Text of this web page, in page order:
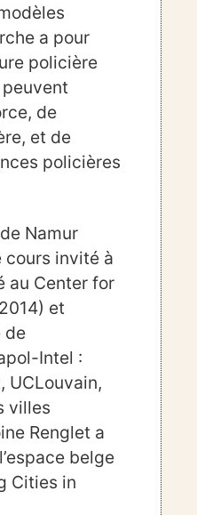
a pour
policière
de
et de
policières
Namur
cours invité à
au Center for
et
de
Intel :
UCLouvain,
villes
Renglet a
belge
Cities in